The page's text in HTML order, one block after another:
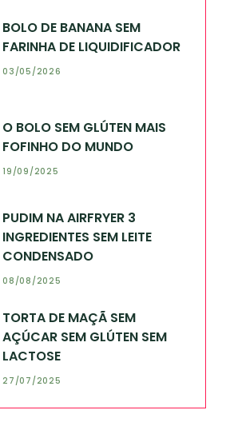
BOLO DE BANANA SEM
FARINHA DE LIQUIDIFICADOR
03/05/2026
O BOLO SEM GLÚTEN MAIS
FOFINHO DO MUNDO
19/09/2025
PUDIM NA AIRFRYER 3
INGREDIENTES SEM LEITE
CONDENSADO
08/08/2025
TORTA DE MAÇÃ SEM
AÇÚCAR SEM GLÚTEN SEM
LACTOSE
27/07/2025